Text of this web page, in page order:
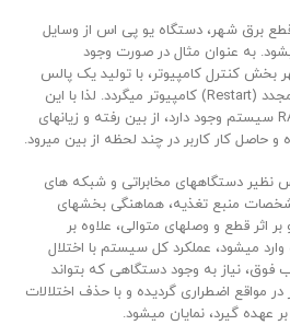
برق شهر، دستگاه یو پی اس از وسایل
به عنوان مثال در صورت وجود
کنترل کامپیوتر، با تولید یک پالس
موجب خاموش و روشن شدن مجدد (Restart) کامپیوتر می­گردد. لذا با این
عمل اطلاعاتی که در حافظه RAM سیستم وجود دارد، از بین رفته و زیان­های
و حاصل کار کاربر در چند لحظه از بین می­رود.
دستگاه­­های مخابراتی و شبکه­ های
مشخصات منبع تغذیه، هماهنگی بخش­های
اثر قطع و وصل­های متوالی، علاوه بر
می­شود، عملکرد کل سیستم با اختلال
فوق، نیاز به وجود دستگاهی که بتواند
مواقع اضطراری گردیده و با حذف اختلالات
عهده گیرد، نمایان می­شود.